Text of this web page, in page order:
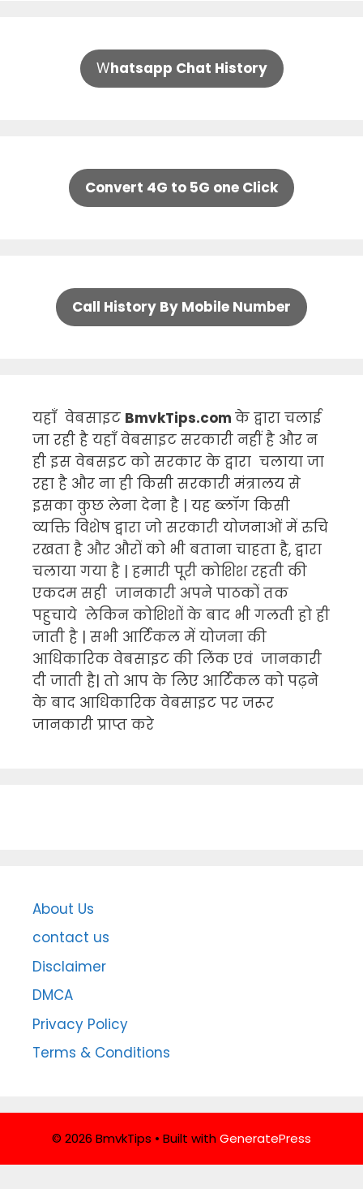
Whatsapp Chat History
Convert 4G to 5G one Click
Call History By Mobile Number
यहाँ वेबसाइट BmvkTips.com के द्वारा चलाई
जा रही है यहाँ वेबसाइट सरकारी नहीं है और न
ही इस वेबसइट को सरकार के द्वारा चलाया जा
रहा है और ना ही किसी सरकारी मंत्रालय से
इसका कुछ लेना देना है | यह ब्लॉग किसी
व्यक्ति विशेष द्वारा जो सरकारी योजनाओं में रुचि
रखता है और औरों को भी बताना चाहता है, द्वारा
चलाया गया है | हमारी पूरी कोशिश रहती की
एकदम सही जानकारी अपने पाठकों तक
पहुचाये लेकिन कोशिशों के बाद भी गलती हो ही
जाती है | सभी आर्टिकल में योजना की
आधिकारिक वेबसाइट की लिंक एवं जानकारी
दी जाती है| तो आप के लिए आर्टिकल को पढ़ने
के बाद आधिकारिक वेबसाइट पर जरूर
जानकारी प्राप्त करे
About Us
contact us
Disclaimer
DMCA
Privacy Policy
Terms & Conditions
© 2026 BmvkTips • Built withGeneratePress